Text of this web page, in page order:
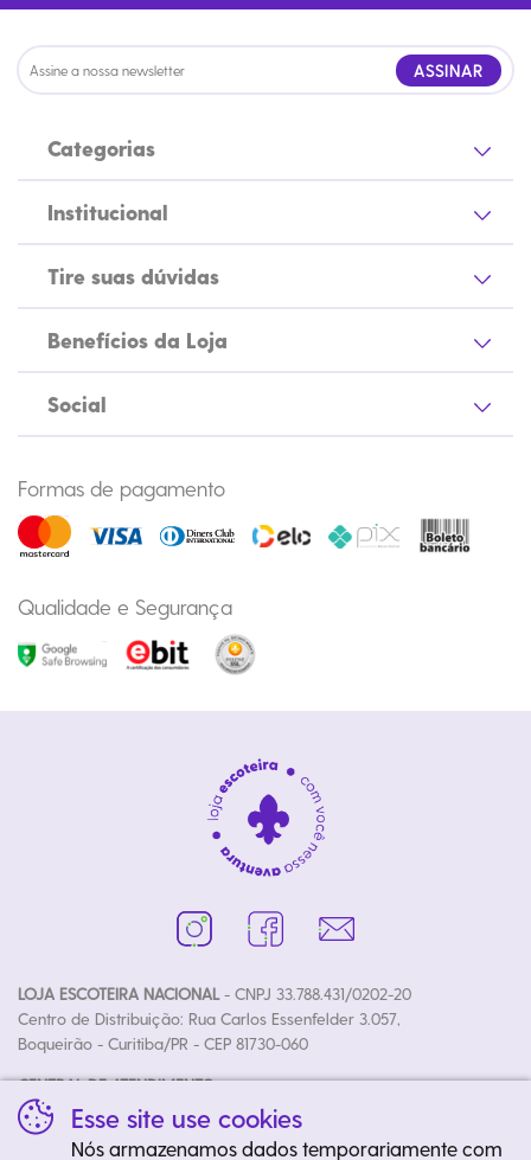
ASSINAR
Categorias
Institucional
Tire suas dúvidas
Benefícios da Loja
Social
Formas de pagamento
Qualidade e Segurança
LOJA ESCOTEIRA NACIONAL- CNPJ 33.788.431/0202-20
Centro de Distribuição: Rua Carlos Essenfelder 3.057,
Boqueirão - Curitiba/PR - CEP 81730-060
CENTRAL DE ATENDIMENTO:
Fone: (41) 3020-4700 | E-mail: loja@escoteiros.org.br
Horários: Segunda à Sexta das 08h30 às 12h00 e 13h30 às 17h50
Esse site use cookies
Nós armazenamos dados temporariamente com